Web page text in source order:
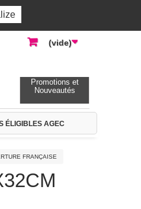
nous
(vide)
Promotions et
Nouveautés
ÉLIGIBLES AGEC
FRANÇAISE